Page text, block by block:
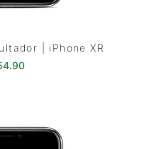
| iPhone XR